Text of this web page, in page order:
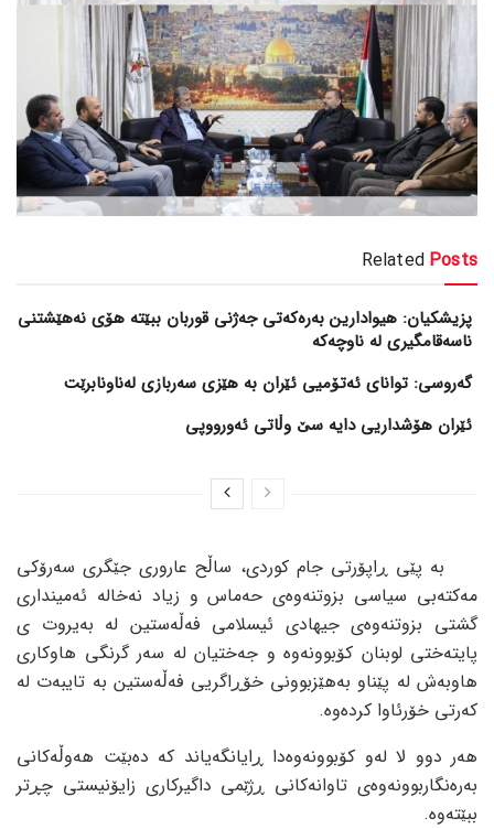
Related Posts
پزیشکیان: هیوادارین بەرەکەتی جەژنی قوربان ببێتە هۆی نەهێشتنی
ناسەقامگیری لە ناوچەکە
گەروسی: توانای ئەتۆمیی ئێران بە هێزی سەربازی لەناونابرێت
ئێران هۆشداریی دایە سێ وڵاتی ئەورووپی
بە پێی ڕاپۆرتی جام کوردی، ساڵح عاروری جێگری سەرۆکی
مەکتەبی سیاسی بزوتنەوەی حەماس و زیاد نەخالە ئەمینداری
گشتی بزوتنەوەی جیهادی ئیسلامی فەڵەستین لە بەیروت ی
پایتەختی لوبنان کۆبوونەوە و جەختیان لە سەر گرنگی هاوکاری
هاوبەش لە پێناو بەهێزبوونی خۆڕاگریی فەڵەستین بە تایبەت لە
کەرتی خۆرئاوا کردەوە.
هەر دوو لا لەو کۆبوونەوەدا ڕایانگەیاند کە دەبێت هەوڵەکانی
بەرەنگاربوونەوەی تاوانەکانی ڕژێمی داگیرکاری زایۆنیستی چڕتر
ببێتەوە.